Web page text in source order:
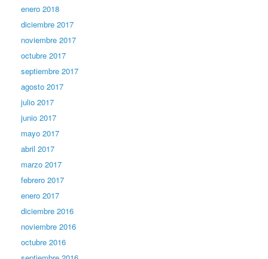
enero 2018
diciembre 2017
noviembre 2017
octubre 2017
septiembre 2017
agosto 2017
julio 2017
junio 2017
mayo 2017
abril 2017
marzo 2017
febrero 2017
enero 2017
diciembre 2016
noviembre 2016
octubre 2016